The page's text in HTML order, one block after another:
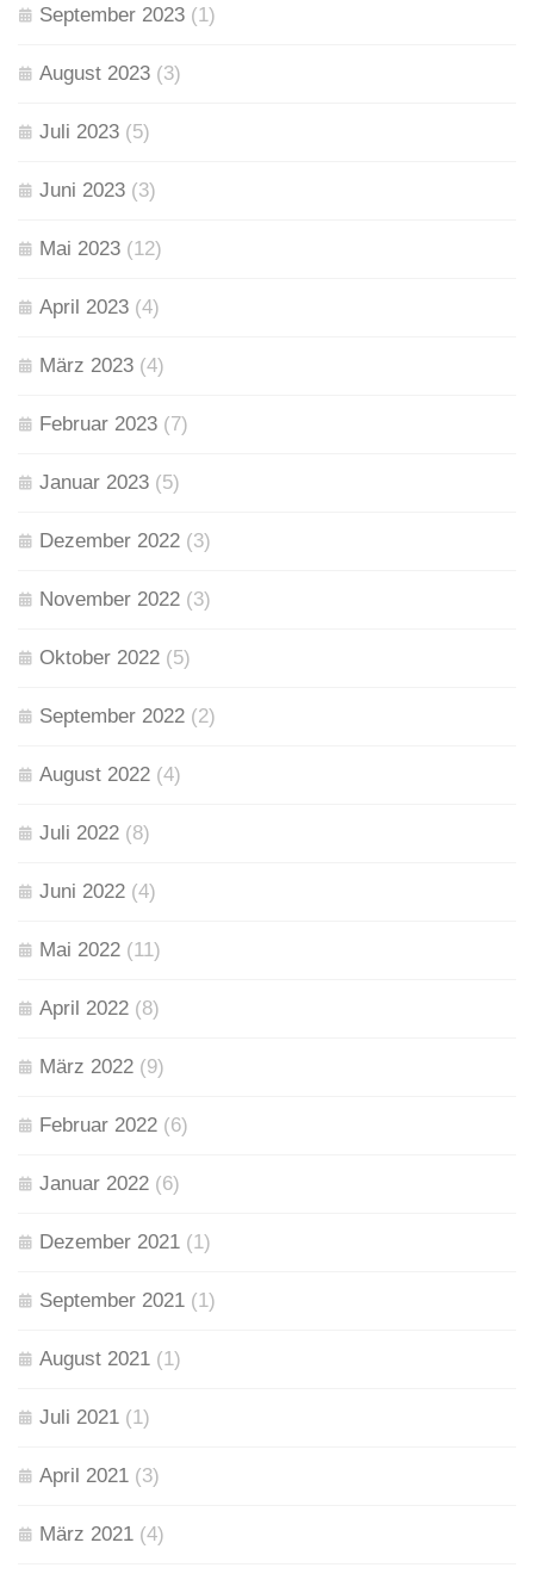
September 2023 (1)
August 2023 (3)
Juli 2023 (5)
Juni 2023 (3)
Mai 2023 (12)
April 2023 (4)
März 2023 (4)
Februar 2023 (7)
Januar 2023 (5)
Dezember 2022 (3)
November 2022 (3)
Oktober 2022 (5)
September 2022 (2)
August 2022 (4)
Juli 2022 (8)
Juni 2022 (4)
Mai 2022 (11)
April 2022 (8)
März 2022 (9)
Februar 2022 (6)
Januar 2022 (6)
Dezember 2021 (1)
September 2021 (1)
August 2021 (1)
Juli 2021 (1)
April 2021 (3)
März 2021 (4)